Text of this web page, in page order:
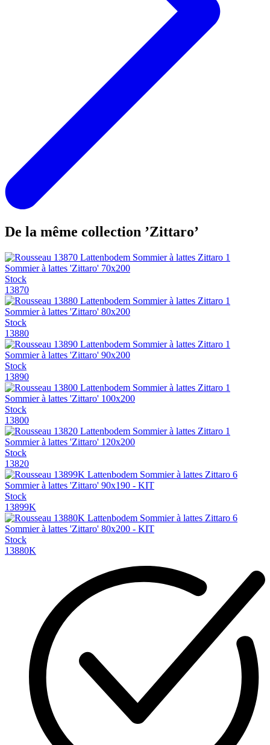
De la même collection ’Zittaro’
Sommier à lattes 'Zittaro' 70x200
Stock
13870
Sommier à lattes 'Zittaro' 80x200
Stock
13880
Sommier à lattes 'Zittaro' 90x200
Stock
13890
Sommier à lattes 'Zittaro' 100x200
Stock
13800
Sommier à lattes 'Zittaro' 120x200
Stock
13820
Sommier à lattes 'Zittaro' 90x190 - KIT
Stock
13899K
Sommier à lattes 'Zittaro' 80x200 - KIT
Stock
13880K